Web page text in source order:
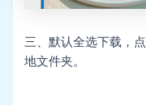
三、默认全选下载，
地文件夹。